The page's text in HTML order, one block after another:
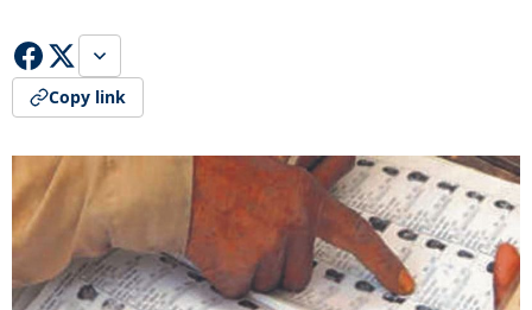
Copy link